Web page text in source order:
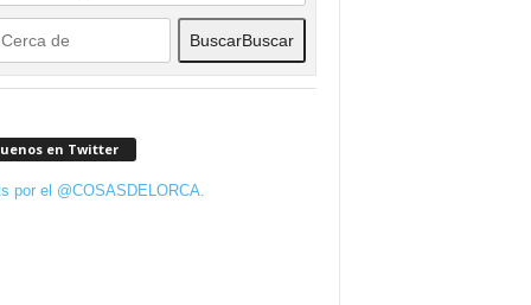
BuscarBuscar
en Twitter
por el @COSASDELORCA.